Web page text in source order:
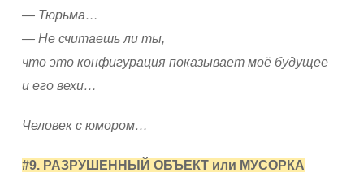
— Тюрьма…
— Не считаешь ли ты,
что это конфигурация показывает моё будущее
и его вехи…
Человек с юмором…
#9. РАЗРУШЕННЫЙ ОБЪЕКТ или МУСОРКА